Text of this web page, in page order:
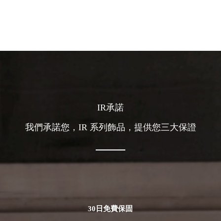
IR承諾
我們承諾您，IR 系列飾品，提供您三大保證
30日免費保固